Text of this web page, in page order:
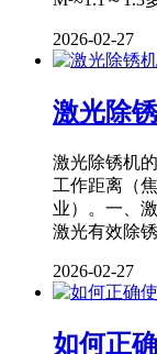
2026-02-27
激光除
激光除锈机
工作距离（
业）。一、
激光有效除
2026-02-27
如何正